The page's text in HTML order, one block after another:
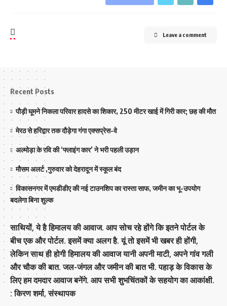
Leave a comment
Recent Posts
पौड़ी घूमने निकला परिवार हादसे का शिकार, 250 मीटर खाई में गिरी कार; छह की मौत
मेरठ से हरिद्वार तक दौड़ेगा गंगा एक्सप्रेस-वे
अल्मोड़ा के रवि की ‘फ्लाइंग कार’ ने भरी पहली उड़ान
मौसम अलर्ट ,गुरुवार को देहरादून में स्कूल बंद
विकासनगर में एमडीडीए की नई टाउनशिप का रास्ता साफ, जमीन का भू-उपयोग
बदलेगा बिना शुल्क
साथियों, ये है हिमालय की आवाज. आप सोच रहे होंगे कि इतने पोर्टल के
बीच एक और पोर्टल. इसमें क्या अलग है. यूं तो इसमें भी खबर ही होंगी,
लेकिन साथ ही होगी हिमालय की आवाज यानी अपनी माटी, अपने गांव गली
और चौक की बात. जल-जंगल और जमीन की बात भी. पहाड़ के विकास के
लिए हम दमदार आवाज बनेंगे. आप सभी शुभचिंतकों के सहयोग का आकांक्षी.
: किरण शर्मा, संस्‍थापक